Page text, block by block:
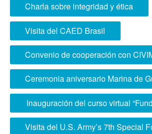
Charla sobre integridad y ética
Visita del CAED Brasil
Convenio de cooperación con
Ceremonia aniversario Marina de
Inauguración del curso virtual
Doctrina de Operaciones de
Visita del U.S. Army’s 7th Special